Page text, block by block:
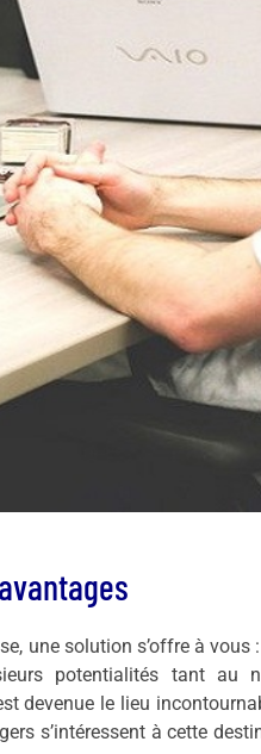
une solution s’offre à vous
potentialités tant au
devenue le lieu
s’intéressent à cette